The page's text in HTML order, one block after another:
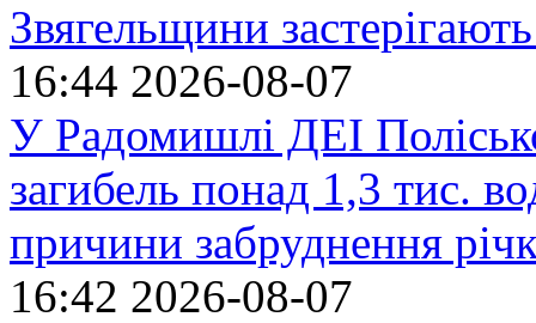
Звягельщини
16:44 2026-08-07
У Радомишлі ДЕІ
загибель понад 1,3 тис.
причини забруднення
16:42 2026-08-07